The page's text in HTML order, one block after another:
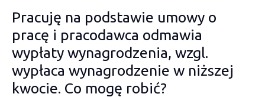
Pracuję na podstawie umowy o
pracę i pracodawca odmawia
wypłaty wynagrodzenia, wzgl.
wypłaca wynagrodzenie w niższej
kwocie. Co mogę robić?